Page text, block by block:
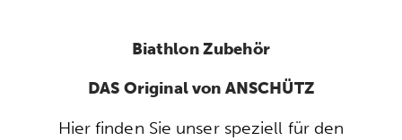
Biathlon Zubehör
DAS Original von ANSCHÜTZ
Hier finden Sie unser speziell für den